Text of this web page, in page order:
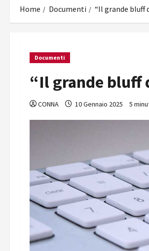
Home Documenti “Il grande bluff
Documenti
“Il grande bluff
CONNA 10 Gennaio 2025 5